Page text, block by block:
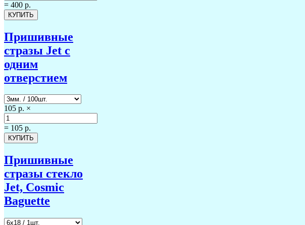
= 400 р.
Пришивные
стразы Jet с
одним
отверстием
105 р. ×
= 105 р.
Пришивные
стразы стекло
Jet, Cosmic
Baguette